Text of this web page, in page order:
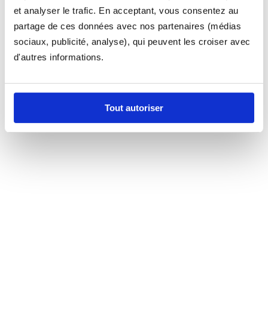
et analyser le trafic. En acceptant, vous consentez au
partage de ces données avec nos partenaires (médias
sociaux, publicité, analyse), qui peuvent les croiser avec
d'autres informations.
Tout autoriser